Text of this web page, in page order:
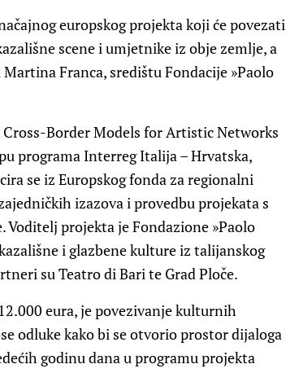
europskog projekta koji će povezati
scene i umjetnike iz obje zemlje, a
Franca, središtu Fondacije »Paolo
Border Models for Artistic Networks
programa Interreg Italija – Hrvatska,
se iz Europskog fonda za regionalni
izazova i provedbu projekata s
projekta je Fondazione »Paolo
i glazbene kulture iz talijanskog
su Teatro di Bari te Grad Ploče.
eura, je povezivanje kulturnih
odluke kako bi se otvorio prostor dijaloga
godinu dana u programu projekta